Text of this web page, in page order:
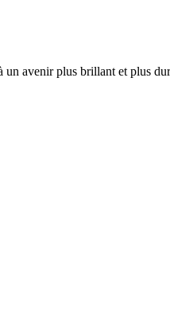
avenir plus brillant et plus